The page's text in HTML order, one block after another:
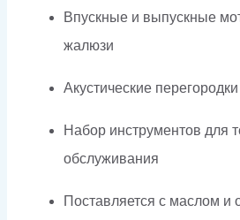
Впускные и выпускные
жалюзи
Акустические
Набор инструментов для
обслуживания
Поставляется с маслом